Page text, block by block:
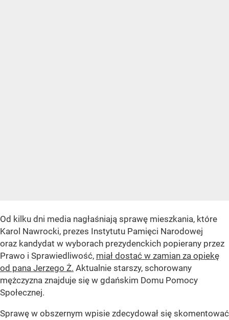
Od kilku dni media nagłaśniają sprawę mieszkania, które
Karol Nawrocki, prezes Instytutu Pamięci Narodowej
oraz kandydat w wyborach prezydenckich popierany przez
Prawo i Sprawiedliwość, miał dostać w zamian za opiekę
od pana Jerzego Ż. Aktualnie starszy, schorowany
mężczyzna znajduje się w gdańskim Domu Pomocy
Społecznej.
Sprawę w obszernym wpisie zdecydował się skomentować